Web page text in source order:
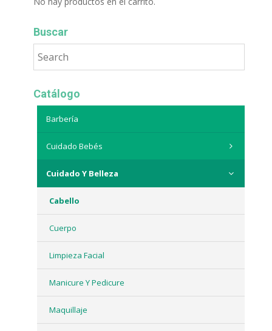
Buscar
Catálogo
Barbería
Cuidado Bebés
Cuidado Y Belleza
Cabello
Cuerpo
Limpieza Facial
Manicure Y Pedicure
Maquillaje